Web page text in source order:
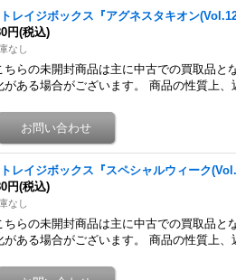
レイジボックス『アグネスタキオン
円(税込)
なし
ちらの未開封商品は主に中古での買取品
がある場合がございます。 商品の性質上、
レイジボックス『スペシャルウィーク
円(税込)
なし
ちらの未開封商品は主に中古での買取品
がある場合がございます。 商品の性質上、